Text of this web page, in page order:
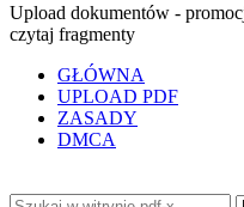
Upload dokumentów -
czytaj fragmenty
GŁÓWNA
UPLOAD PDF
ZASADY
DMCA